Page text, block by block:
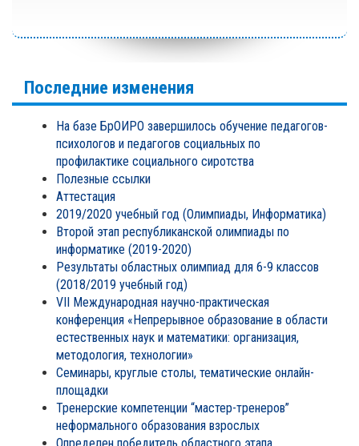
Последние изменения
На базе БрОИРО завершилось обучение педагогов-
психологов и педагогов социальных по
профилактике социального сиротства
Полезные ссылки
Аттестация
2019/2020 учебный год (Олимпиады, Информатика)
Второй этап республиканской олимпиады по
информатике (2019-2020)
Результаты областных олимпиад для 6-9 классов
(2018/2019 учебный год)
VII Международная научно-практическая
конференция «Непрерывное образование в области
естественных наук и математики: организация,
методология, технологии»
Семинары, круглые столы, тематические онлайн-
площадки
Тренерские компетенции “мастер-тренеров”
неформального образования взрослых